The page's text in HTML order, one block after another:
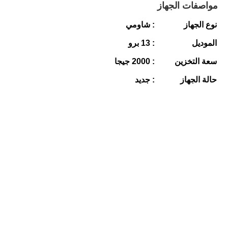
مواصفات الجهاز
نوع الجهاز : شاومي
الموديل : 13 برو
سعة التخزين : 2000 جيجا
حالة الجهاز : جديد